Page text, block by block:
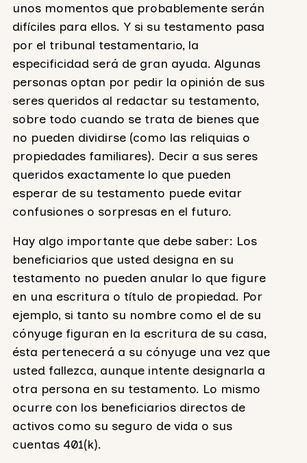
unos momentos que probablemente serán
difíciles para ellos. Y si su testamento pasa
por el tribunal testamentario, la
especificidad será de gran ayuda. Algunas
personas optan por pedir la opinión de sus
seres queridos al redactar su testamento,
sobre todo cuando se trata de bienes que
no pueden dividirse (como las reliquias o
propiedades familiares). Decir a sus seres
queridos exactamente lo que pueden
esperar de su testamento puede evitar
confusiones o sorpresas en el futuro.
Hay algo importante que debe saber: Los
beneficiarios que usted designa en su
testamento no pueden anular lo que figure
en una escritura o título de propiedad. Por
ejemplo, si tanto su nombre como el de su
cónyuge figuran en la escritura de su casa,
ésta pertenecerá a su cónyuge una vez que
usted fallezca, aunque intente designarla a
otra persona en su testamento. Lo mismo
ocurre con los beneficiarios directos de
activos como su seguro de vida o sus
cuentas 401(k).